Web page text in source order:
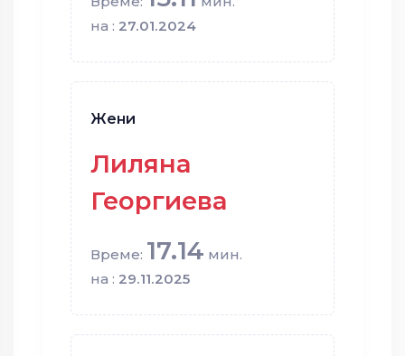
на : 27.01.2024
Жени
Лиляна
Георгиева
Време: 17.14 мин.
на : 29.11.2025